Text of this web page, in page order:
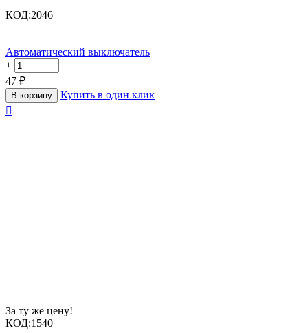
КОД:2046
Автоматический выключатель
+
−
47 ₽
В корзину
Купить в один клик

За ту же цену!
КОД:1540